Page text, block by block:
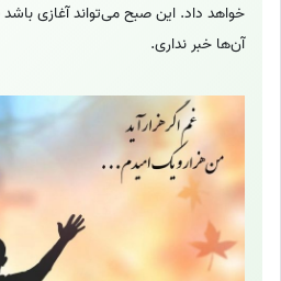
خواهد داد. این صبح می‌تواند آغازی باشد
آن‌ها خبر نداری.